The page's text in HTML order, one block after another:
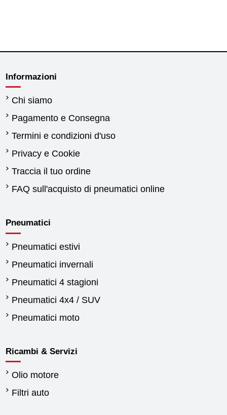
Informazioni
Chi siamo
Pagamento e Consegna
Termini e condizioni d'uso
Privacy e Cookie
Traccia il tuo ordine
FAQ sull'acquisto di pneumatici online
Pneumatici
Pneumatici estivi
Pneumatici invernali
Pneumatici 4 stagioni
Pneumatici 4x4 / SUV
Pneumatici moto
Ricambi & Servizi
Olio motore
Filtri auto